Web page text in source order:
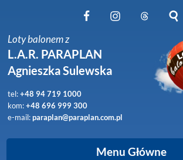
Obserwuj nas na
Obserwuj
Loty balonem z
L.A.R. PARAPLAN
Agnieszka Sulewska
tel:+48 94 719 1000
kom:+48 696 999 300
e-mail:paraplan@paraplan.com.pl
Menu Główne